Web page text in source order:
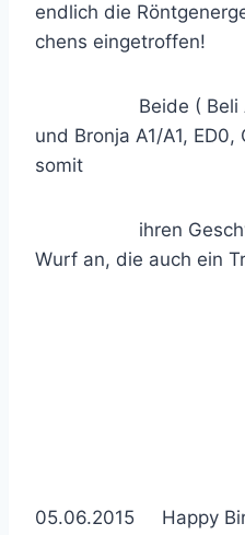
endlich die
chens eingetroffen!
Beide ( Beli A2/
und Bronja A1/A1,
somit
ihren
Wurf an, die auch ein
05.06.2015 Happy